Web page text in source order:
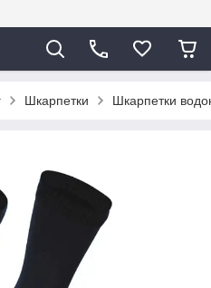
Шкарпетки Шкарпетки